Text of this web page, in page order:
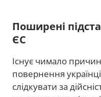
Поширені
ЄС
Існує чимало
повернення
слідкувати за